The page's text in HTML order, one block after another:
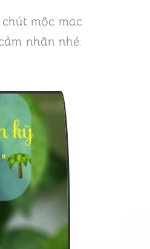
mộc mạc
nhận nhé.